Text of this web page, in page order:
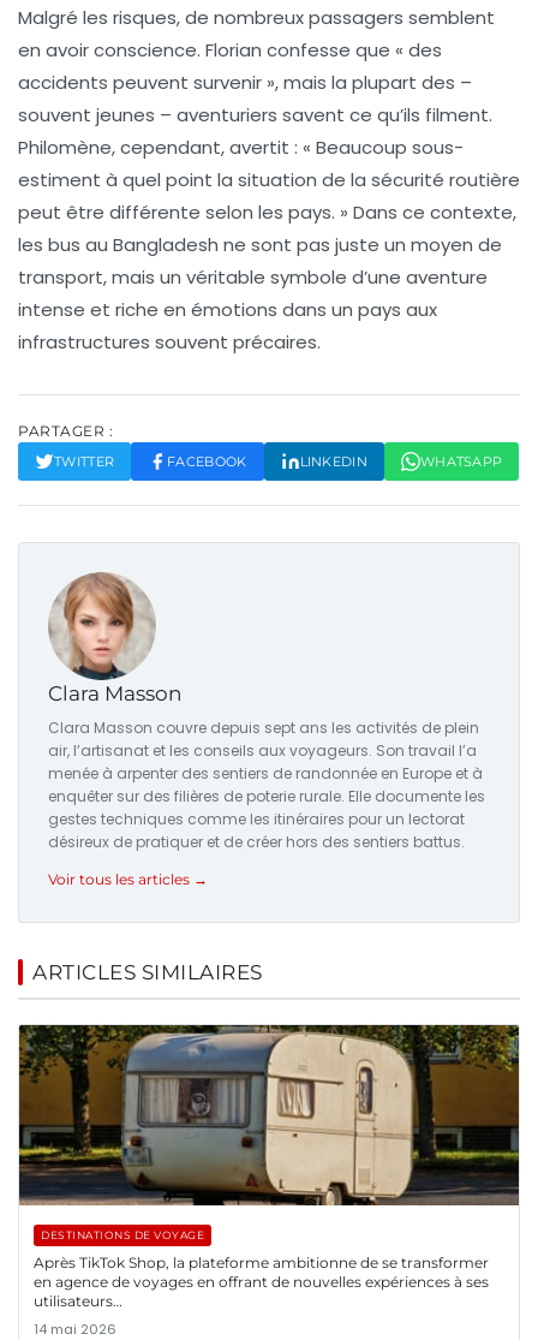
Malgré les risques, de nombreux passagers semblent
en avoir conscience. Florian confesse que « des
accidents peuvent survenir », mais la plupart des –
souvent jeunes – aventuriers savent ce qu’ils filment.
Philomène, cependant, avertit : « Beaucoup sous-
estiment à quel point la situation de la sécurité routière
peut être différente selon les pays. » Dans ce contexte,
les bus au Bangladesh ne sont pas juste un moyen de
transport, mais un véritable symbole d’une aventure
intense et riche en émotions dans un pays aux
infrastructures souvent précaires.
PARTAGER :
TWITTER FACEBOOK LINKEDIN WHATSAPP
Clara Masson
Clara Masson couvre depuis sept ans les activités de plein
air, l’artisanat et les conseils aux voyageurs. Son travail l’a
menée à arpenter des sentiers de randonnée en Europe et à
enquêter sur des filières de poterie rurale. Elle documente les
gestes techniques comme les itinéraires pour un lectorat
désireux de pratiquer et de créer hors des sentiers battus.
Voir tous les articles →
ARTICLES SIMILAIRES
DESTINATIONS DE VOYAGE
Après TikTok Shop, la plateforme ambitionne de se transformer
en agence de voyages en offrant de nouvelles expériences à ses
utilisateurs…
14 mai 2026